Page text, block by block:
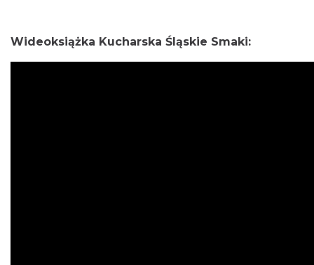
Wideoksiążka Kucharska Śląskie Smaki: